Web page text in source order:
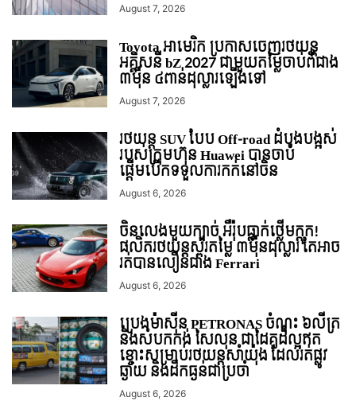
August 7, 2026
Toyota អាមេរិក ប្រកាសចេញរថយន្ត
អគ្គិសនី bZ 2027 ជាមួយតម្លៃចាប់ពីជាង
៣ម៉ឺន ៤ពាន់ដុល្លារឡើងទៅ
August 7, 2026
រថយន្ត SUV បែប Off-road ដំបូងបង្អស់
របស់ក្រុមហ៊ុន Huawei បានចាប់
ផ្តើមបើកទទួលការកក់នៅចិន
August 6, 2026
ចិនលេងមួយក្បាច់ អឺរ៉ុបធ្លាក់ថ្លើមក្តុក!
ផលិតរថយន្តស្ព័រតម្លៃ ៣ម៉ឺនដុល្លារ តែអាច
រត់បានលឿនជាង Ferrari
August 6, 2026
ប្រេងម៉ាស៊ីន PETRONAS ចំណុះ ៦លីត្រ
និងសំបកកង់ សៃលុន ជាដៃគូដ៏ល្អឥត
ខ្ចោះសម្រាប់រថយន្តសាំយ៉ុង ដែលរត់ផ្លូវ
ឆ្ងាយ និងដឹកធ្ងន់ជាប្រចាំ
August 6, 2026